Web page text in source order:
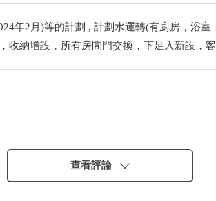
年2月)等的計劃 , 計劃水運轉(有廚房，浴
收納增設，所有房間門交換，下足入新設，
查看評論